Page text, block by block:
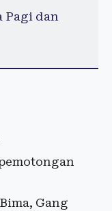
Pagi dan
Gang